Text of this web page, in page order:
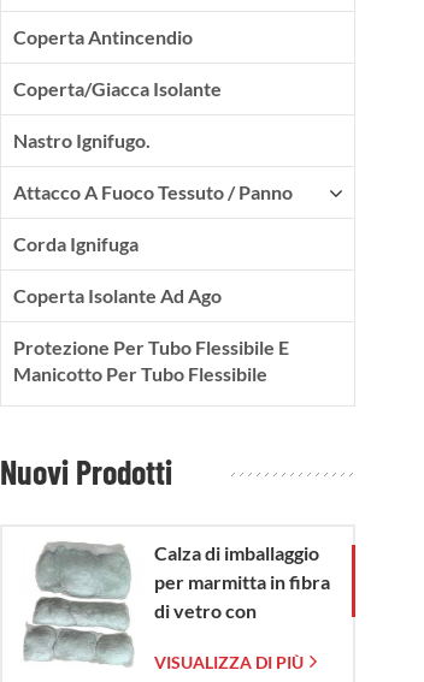
Coperta Antincendio
Coperta/Giacca Isolante
Nastro Ignifugo.
Attacco A Fuoco Tessuto / Panno
Corda Ignifuga
Coperta Isolante Ad Ago
Protezione Per Tubo Flessibile E
Manicotto Per Tubo Flessibile
Nuovi Prodotti
Calza di imballaggio
per marmitta in fibra
di vetro con
vetro intrecciata
VISUALIZZA DI PIÙ